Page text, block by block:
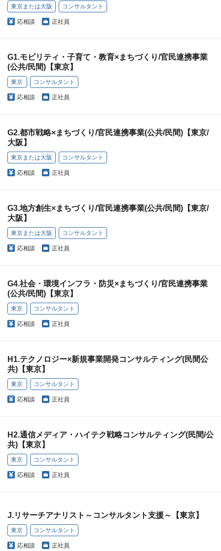
東京または大阪 コンサルタント
応相談 正社員
G1.モビリティ・子育て・教育×まちづくり/官民連携事業
(公共/民間)【東京】
東京 コンサルタント
応相談 正社員
G2.都市戦略×まちづくり/官民連携事業(公共/民間)【東京/
大阪】
東京または大阪 コンサルタント
応相談 正社員
G3.地方創生×まちづくり/官民連携事業(公共/民間)【東京/
大阪】
東京または大阪 コンサルタント
応相談 正社員
G4.社会・環境インフラ・防災×まちづくり/官民連携事業
(公共/民間)【東京】
東京 コンサルタント
応相談 正社員
H1.テクノロジー×新規事業開発コンサルティング(民間公
共)【東京】
東京 コンサルタント
応相談 正社員
H2.通信メディア・ハイテク戦略コンサルティング(民間/公
共)【東京】
東京 コンサルタント
応相談 正社員
J.リサーチアナリスト～コンサルタント支援～【東京】
東京 コンサルタント
応相談 正社員